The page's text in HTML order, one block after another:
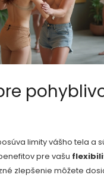
limity vášho tela a
pre vašu
zlepšenie môžete